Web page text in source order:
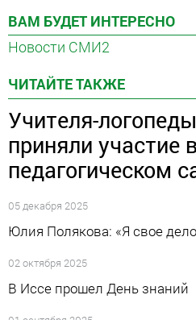
ВАМ БУДЕТ ИНТЕРЕСНО
Новости СМИ2
ЧИТАЙТЕ ТАКЖЕ
Учителя-
приняли участие
педагогическом
05 декабря 2025
Юлия Полякова: «Я свое
02 октября 2025
В Иссе прошел День знаний